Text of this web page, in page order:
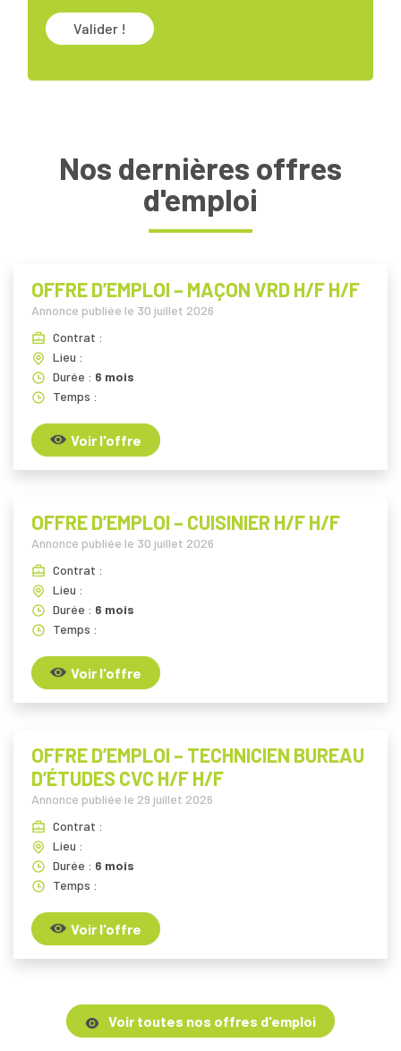
Valider !
Nos dernières offres
d'emploi
OFFRE D’EMPLOI – MAÇON VRD H/F H/F
Annonce publiée le 30 juillet 2026
Contrat :
Lieu :
Durée : 6 mois
Temps :
Voir l'offre
OFFRE D’EMPLOI – CUISINIER H/F H/F
Annonce publiée le 30 juillet 2026
Contrat :
Lieu :
Durée : 6 mois
Temps :
Voir l'offre
OFFRE D’EMPLOI – TECHNICIEN BUREAU
D’ÉTUDES CVC H/F H/F
Annonce publiée le 29 juillet 2026
Contrat :
Lieu :
Durée : 6 mois
Temps :
Voir l'offre
Voir toutes nos offres d'emploi